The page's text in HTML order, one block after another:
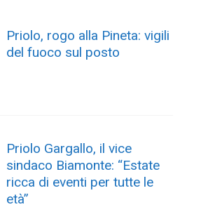
Priolo, rogo alla Pineta: vigili
del fuoco sul posto
Priolo Gargallo, il vice
sindaco Biamonte: “Estate
ricca di eventi per tutte le
età”